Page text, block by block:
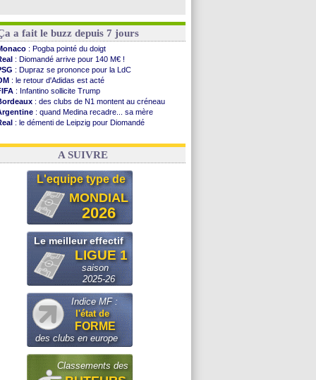
a fait le buzz depuis 7 jours
: Pogba pointé du doigt
: Diomandé arrive pour 140 M€ !
: Dupraz se prononce pour la LdC
: le retour d'Adidas est acté
: Infantino sollicite Trump
: des clubs de N1 montent au créneau
: quand Medina recadre... sa mère
: le démenti de Leipzig pour Diomandé
: Paixão attire un 2e club anglais
A SUIVRE
L'equipe type de
MONDIAL
2026
Le meilleur effectif
LIGUE 1
saison
2025-26
Indice MF :
l'état de
FORME
des clubs en europe
Classements des